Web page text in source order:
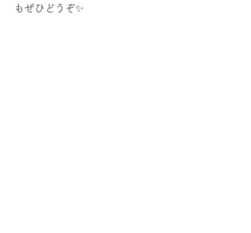
もぜひどうぞ✨️